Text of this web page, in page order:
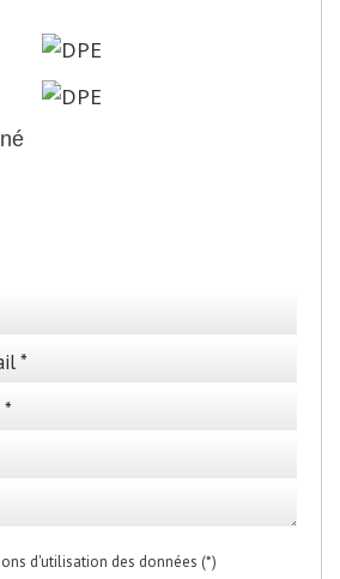
d'utilisation des données (*)